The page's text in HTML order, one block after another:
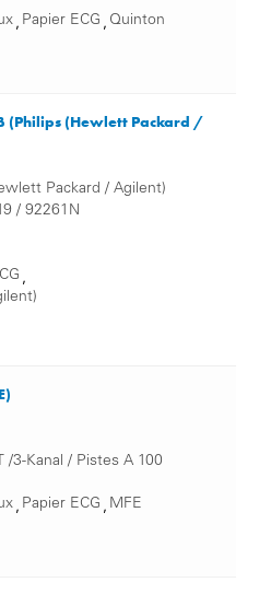
, Papier ECG , Quinton
(Hewlett Packard /
Packard / Agilent)
/ 92261N
,
/3-Kanal / Pistes A 100
, Papier ECG , MFE